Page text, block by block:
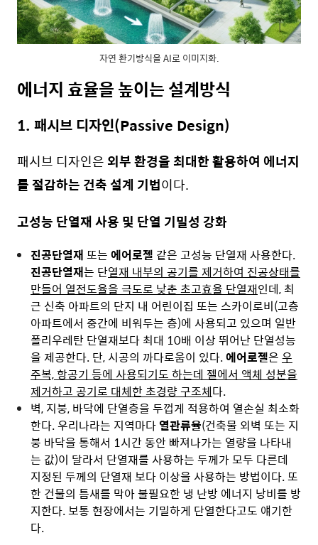
자연 환기방식을 AI로 이미지화.
에너지 효율을 높이는 설계방식
1. 패시브 디자인(Passive Design)
패시브 디자인은 외부 환경을 최대한 활용하여 에너지
를 절감하는 건축 설계 기법이다.
고성능 단열재 사용 및 단열 기밀성 강화
진공단열재 또는 에어로젤 같은 고성능 단열재 사용한다.
진공단열재는 단열재 내부의 공기를 제거하여 진공상태를
만들어 열전도율을 극도로 낮춘 초고효율 단열재인데, 최
근 신축 아파트의 단지 내 어린이집 또는 스카이로비(고층
아파트에서 중간에 비워두는 층)에 사용되고 있으며 일반
폴리우레탄 단열재보다 최대 10배 이상 뛰어난 단열성능
을 제공한다. 단, 시공의 까다로움이 있다.에어로젤은 우
주복, 항공기 등에 사용되기도 하는데 젤에서 액체 성분을
제거하고 공기로 대체한 초경량 구조체다.
벽, 지붕, 바닥에 단열층을 두껍게 적용하여 열손실 최소화
한다. 우리나라는 지역마다열관류율(건축물 외벽 또는 지
붕 바닥을 통해서 1시간 동안 빠져나가는 열량을 나타내
는 값)이 달라서 단열재를 사용하는 두께가 모두 다른데
지정된 두께의 단열재 보다 이상을 사용하는 방법이다. 또
한 건물의 틈새를 막아 불필요한 냉 난방 에너지 낭비를 방
지한다. 보통 현장에서는 기밀하게 단열한다고도 얘기한
다.